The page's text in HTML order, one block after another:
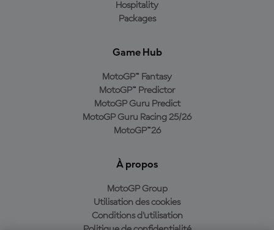
Hospitality
Packages
Game Hub
MotoGP™ Fantasy
MotoGP™ Predictor
MotoGP Guru Predict
MotoGP Guru Racing 25/26
MotoGP™26
À propos
MotoGP Group
Utilisation des cookies
Conditions d'utilisation